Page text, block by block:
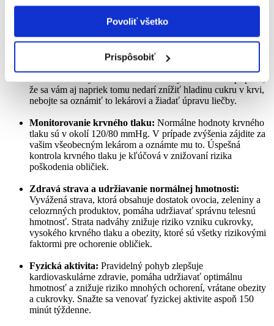
Povoliť všetko
Prispôsobiť
Ako znížiť riziko týchto ochorení?
Kontrola hladiny cukru v krvi:Ak máte cukrovku, je
dôležité udržiavať hladinu cukru v krvi v zdravých
hodnotách. To znamená pravidelnú kontrolu a správne
že sa vám aj napriek tomu nedarí znížiť hladinu cukru v krvi,
nebojte sa oznámiť to lekárovi a žiadať úpravu liečby.
Monitorovanie krvného tlaku: Normálne hodnoty krvného
tlaku sú v okolí 120/80 mmHg. V prípade zvýšenia zájdite za
vašim všeobecným lekárom a oznámte mu to. Úspešná
kontrola krvného tlaku je kľúčová v znižovaní rizika
poškodenia obličiek.
Zdravá strava a udržiavanie normálnej hmotnosti:
Vyvážená strava, ktorá obsahuje dostatok ovocia, zeleniny a
celozrnných produktov, pomáha udržiavať správnu telesnú
hmotnosť. Strata nadváhy znižuje riziko vzniku cukrovky,
vysokého krvného tlaku a obezity, ktoré sú všetky rizikovými
faktormi pre ochorenie obličiek.
Fyzická aktivita: Pravidelný pohyb zlepšuje
kardiovaskulárne zdravie, pomáha udržiavať optimálnu
hmotnosť a znižuje riziko mnohých ochorení, vrátane obezity
a cukrovky. Snažte sa venovať fyzickej aktivite aspoň 150
minút týždenne.